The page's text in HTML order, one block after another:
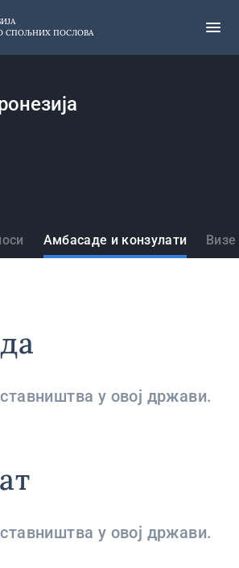
СПОЉНИХ ПОСЛОВА
Амбасаде и конзулати
у овој држави.
у овој држави.